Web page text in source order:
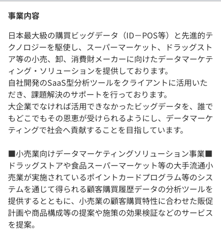
事業内容
日本最大級の購買ビッグデータ（ID－POS等）と先進的テ
クノロジーを駆使し、スーパーマーケット、ドラッグスト
ア等の小売、卸、消費財メーカーに向けたデータマーケテ
ィング・ソリューションを提供しております。
自社開発のSaaS型分析ツールをクライアントに活用いた
だき、課題解決のサポートを行っております。
大企業でなければ活用できなかったビッグデータを、誰で
もどこでもその恩恵が受けられるようにし、データマーケ
ティングで社会へ貢献することを目指しています。
■小売業向けデータマーケティングソリューション事業■
ドラッグストアや食品スーパーマーケット等の大手流通小
売業が実施されているポイントカードプログラム等のシス
テムを通じて得られる顧客購買履歴データの分析ツールを
提供するとともに、小売業の顧客購買特性に合わせた販促
計画や商品構成等の提案や施策の効果検証などのサービス
を提案。